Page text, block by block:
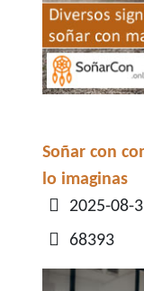
Soñar con
lo imaginas
Detalles
2025-08-
68393